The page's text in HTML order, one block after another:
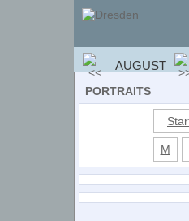
PORTRAITS
M
AUGUST